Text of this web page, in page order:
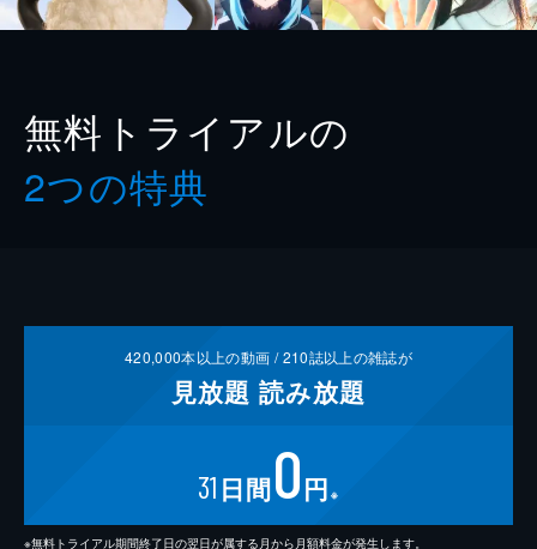
無料トライアルの
2つの特典
420,000本以上の動画 /210誌以上の雑誌が
見放題 読み放題
31 日間0円 ※
※無料トライアル期間終了日の翌日が属する月から月額料金が発生します。